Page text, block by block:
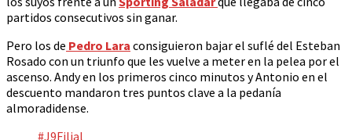
partidos consecutivos sin ganar.
Pero los de Pedro Lara consiguieron bajar el suflé del Esteban
Rosado con un triunfo que les vuelve a meter en la pelea por el
ascenso. Andy en los primeros cinco minutos y Antonio en el
descuento mandaron tres puntos clave a la pedanía
almoradidense.
#J9Filial